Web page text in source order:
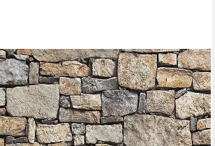
realistisch, Motiv, moderne Tapete für
Küche